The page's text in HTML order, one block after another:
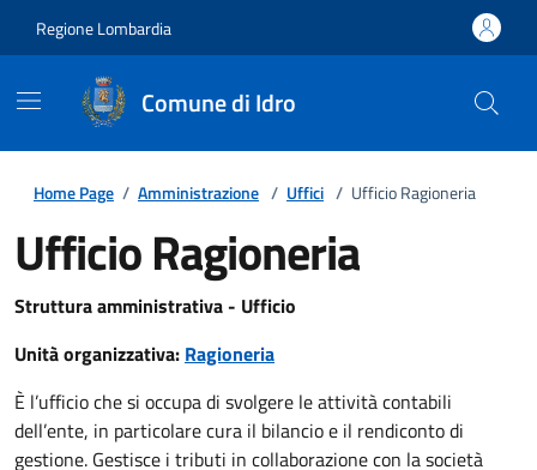
Regione Lombardia
Comune di Idro
Home Page / Amministrazione / Uffici / Ufficio Ragioneria
Ufficio Ragioneria
Struttura amministrativa - Ufficio
Unità organizzativa: Ragioneria
È l’ufficio che si occupa di svolgere le attività contabili
dell’ente, in particolare cura il bilancio e il rendiconto di
gestione. Gestisce i tributi in collaborazione con la società